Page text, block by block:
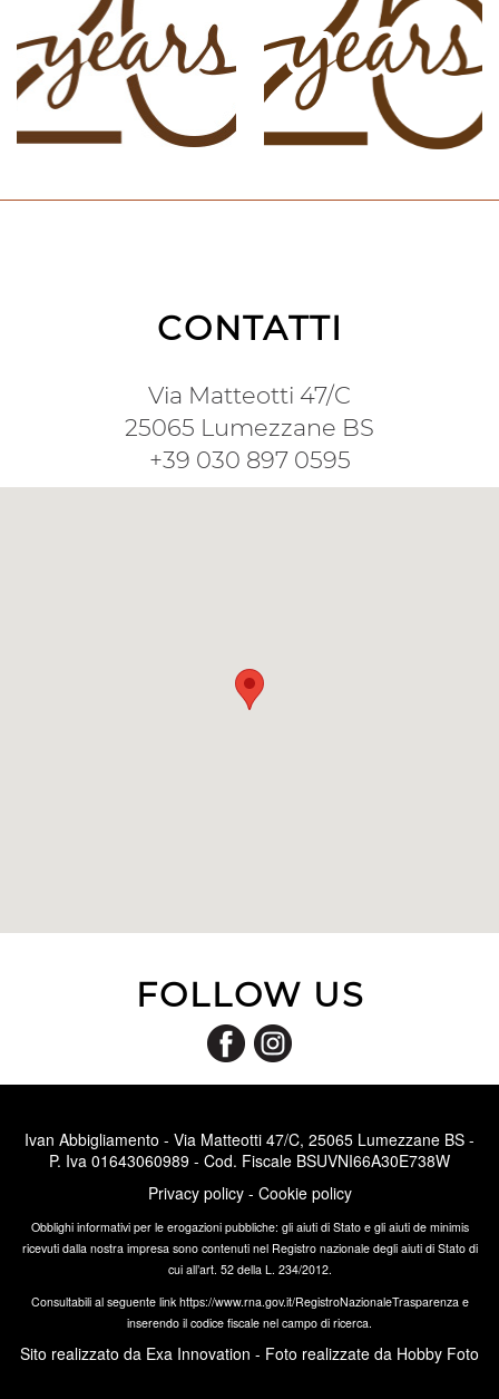
...
...
...
...
CONTATTI
Via Matteotti 47/C
25065 Lumezzane BS
+39 030 897 0595
FOLLOW US
... ...
Ivan Abbigliamento - Via Matteotti 47/C, 25065 Lumezzane BS -
P. Iva 01643060989 - Cod. Fiscale BSUVNI66A30E738W
Privacy policy- Cookie policy
Obblighi informativi per le erogazioni pubbliche: gli aiuti di Stato e gli aiuti de minimis
ricevuti dalla nostra impresa sono contenuti nel Registro nazionale degli aiuti di Stato di
cui all’art. 52 della L. 234/2012.
Consultabili al seguente link https://www.rna.gov.it/RegistroNazionaleTrasparenza e
inserendo il codice fiscale nel campo di ricerca.
Sito realizzato da Exa Innovation - Foto realizzate da Hobby Foto